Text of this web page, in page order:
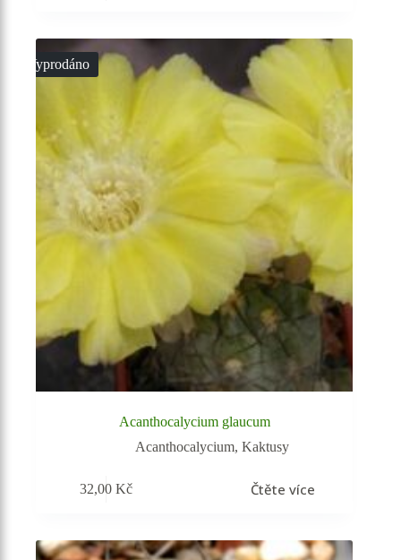
Vyprodáno
Acanthocalycium glaucum
Acanthocalycium,Kaktusy
32,00Kč Čtěte více